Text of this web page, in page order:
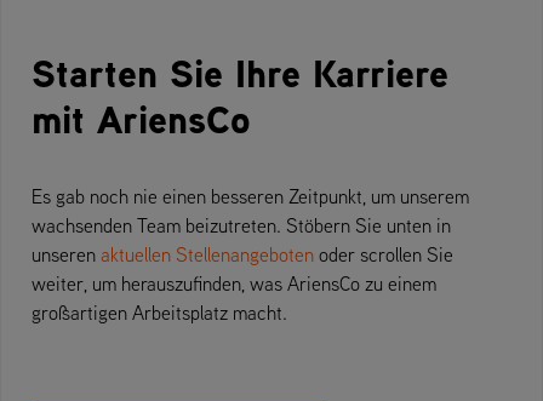
Starten Sie Ihre Karriere
mit AriensCo
Es gab noch nie einen besseren Zeitpunkt, um unserem
wachsenden Team beizutreten. Stöbern Sie unten in
unseren aktuellen Stellenangeboten oder scrollen Sie
weiter, um herauszufinden, was AriensCo zu einem
großartigen Arbeitsplatz macht.